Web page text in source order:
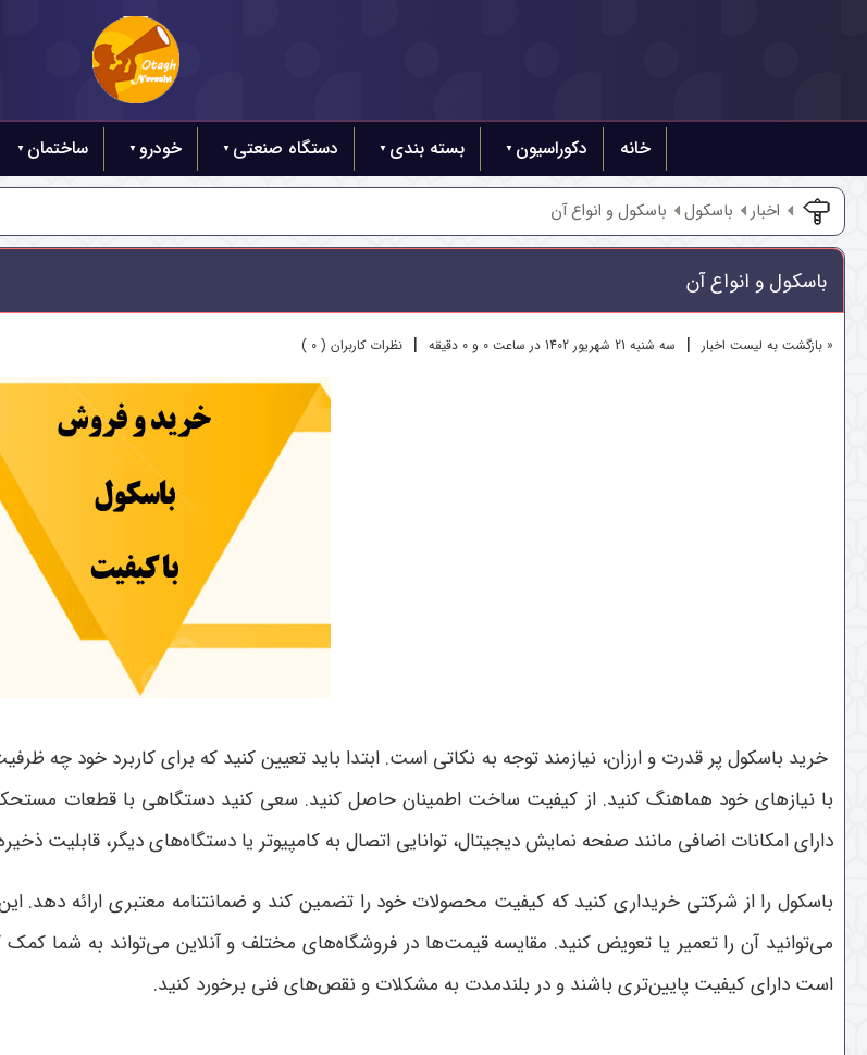
خانه دکوراسیون بسته بندی دستگاه صنعتی خودرو ساختمان
اخبار باسکول باسکول و انواع آن
باسکول و انواع آن
« بازگشت به لیست اخبار | سه شنبه 21 شهريور 1402 در ساعت 0 و 0 دقیقه | نظرات کاربران ( 0 )
خرید باسکول پر قدرت و ارزان، نیازمند توجه به نکاتی است. ابتدا باید تعیین کنید که برای کاربرد خود چه
با نیازهای خود هماهنگ کنید. از کیفیت ساخت اطمینان حاصل کنید. سعی کنید دستگاهی با قطعات
دارای امکانات اضافی مانند صفحه نمایش دیجیتال، توانایی اتصال به کامپیوتر یا دستگاه‌های دیگر، قابلیت
باسکول را از شرکتی خریداری کنید که کیفیت محصولات خود را تضمین کند و ضمانتنامه معتبری ارائه دهد.
می‌توانید آن را تعمیر یا تعویض کنید. مقایسه قیمت‌ها در فروشگاه‌های مختلف و آنلاین می‌تواند به شما
است دارای کیفیت پایین‌تری باشند و در بلندمدت به مشکلات و نقص‌های فنی برخورد کنید.